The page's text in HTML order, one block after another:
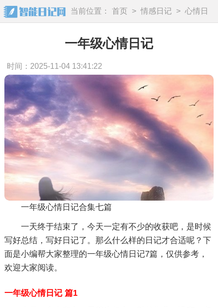
当前位置： 首页 > 情感日记 > 心情日
记
一年级心情日记
时间：2025-11-04 13:41:22
一年级心情日记合集七篇
一天终于结束了，今天一定有不少的收获吧，是时候
写好总结，写好日记了。那么什么样的日记才合适呢？下
面是小编帮大家整理的一年级心情日记7篇，仅供参考，
欢迎大家阅读。
一年级心情日记 篇1